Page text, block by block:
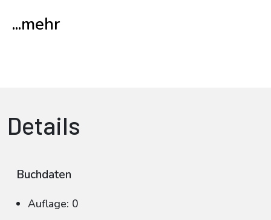
...mehr
Details
Buchdaten
Auflage: 0